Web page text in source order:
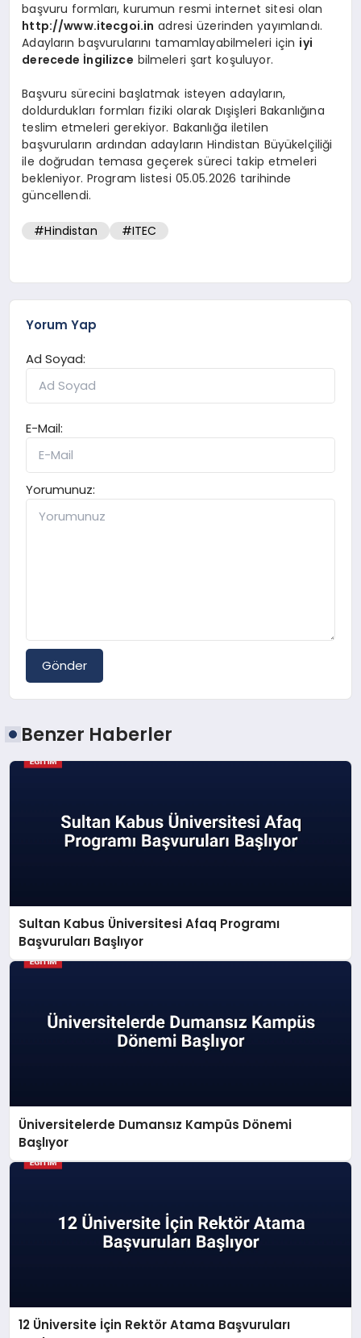
başvuru formları, kurumun resmi internet sitesi olan
http://www.itecgoi.in adresi üzerinden yayımlandı.
Adayların başvurularını tamamlayabilmeleri için iyi
derecede İngilizce bilmeleri şart koşuluyor.
Başvuru sürecini başlatmak isteyen adayların,
doldurdukları formları fiziki olarak Dışişleri Bakanlığına
teslim etmeleri gerekiyor. Bakanlığa iletilen
başvuruların ardından adayların Hindistan Büyükelçiliği
ile doğrudan temasa geçerek süreci takip etmeleri
bekleniyor. Program listesi 05.05.2026 tarihinde
güncellendi.
#Hindistan #ITEC
Yorum Yap
Ad Soyad:
E-Mail:
Yorumunuz:
Gönder
Benzer Haberler
Sultan Kabus Üniversitesi Afaq Programı
Başvuruları Başlıyor
Üniversitelerde Dumansız Kampüs Dönemi
Başlıyor
12 Üniversite İçin Rektör Atama Başvuruları